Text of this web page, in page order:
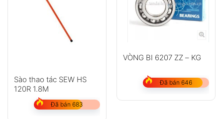
Sào thao tác SEW HS
120R 1.8M
Đã bán 683
VÒNG BI 6207 ZZ – KG
Đã bán 646